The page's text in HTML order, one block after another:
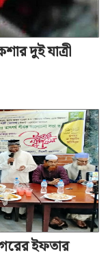
সম্পাদক
দুই যাত্রী
ইফতার